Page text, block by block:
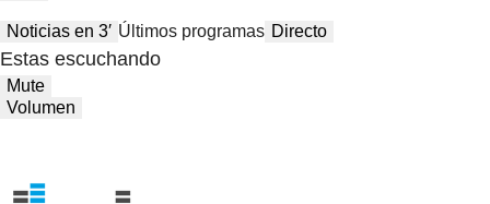
Noticias en 3′ Últimos programas Directo
Estas escuchando
Mute
Volumen